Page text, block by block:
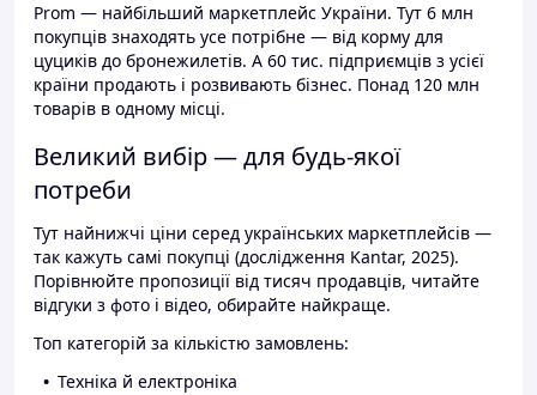
Prom — найбільший маркетплейс України. Тут 6 млн
покупців знаходять усе потрібне — від корму для
цуциків до бронежилетів. А 60 тис. підприємців з усієї
країни продають і розвивають бізнес. Понад 120 млн
товарів в одному місці.
Великий вибір — для будь-якої
потреби
Тут найнижчі ціни серед українських маркетплейсів —
так кажуть самі покупці (дослідження Kantar, 2025).
Порівнюйте пропозиції від тисяч продавців, читайте
відгуки з фото і відео, обирайте найкраще.
Топ категорій за кількістю замовлень:
Техніка й електроніка